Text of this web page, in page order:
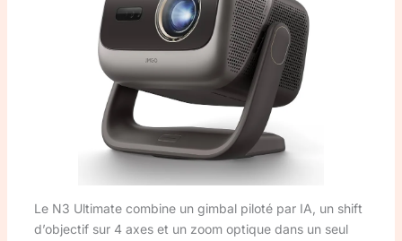
Le N3 Ultimate combine un gimbal piloté par IA, un shift
d’objectif sur 4 axes et un zoom optique dans un seul